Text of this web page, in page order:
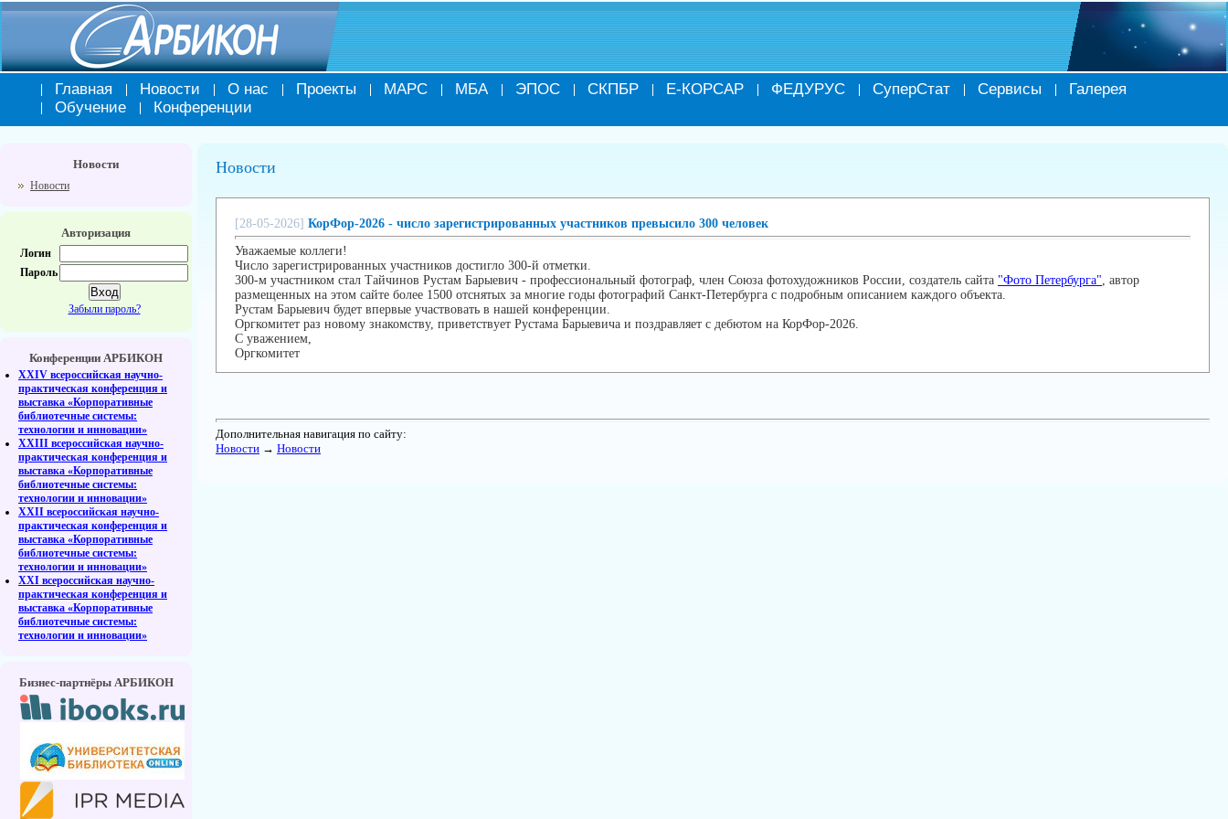
Главная Новости О нас Проекты МАРС МБА ЭПОС СКПБР Е-КОРСАР ФЕДУРУС СуперСтат Сервисы
Галерея
Обучение
Конференции
Новости
Новости
Авторизация
Логин
Пароль
Забыли пароль?
Конференции АРБИКОН
XXIV всероссийская научно-
практическая конференция и
выставка «Корпоративные
библиотечные системы:
технологии и инновации»
XXIII всероссийская научно-
практическая конференция и
выставка «Корпоративные
библиотечные системы:
технологии и инновации»
XXII всероссийская научно-
практическая конференция и
выставка «Корпоративные
библиотечные системы:
технологии и инновации»
XXI всероссийская научно-
практическая конференция и
выставка «Корпоративные
библиотечные системы:
технологии и инновации»
Бизнес-партнёры АРБИКОН
Новости
[28-05-2026] КорФор-2026 - число зарегистрированных участников превысило 300 человек
Уважаемые коллеги!
Число зарегистрированных участников достигло 300-й отметки.
300-м участником стал Тайчинов Рустам Барыевич - профессиональный фотограф, член Союза фотохудожников России, создатель сайта "Фото Петербурга" , автор
размещенных на этом сайте более 1500 отснятых за многие годы фотографий Санкт-Петербурга с подробным описанием каждого объекта.
Рустам Барыевич будет впервые участвовать в нашей конференции.
Оргкомитет раз новому знакомству, приветствует Рустама Барыевича и поздравляет с дебютом на КорФор-2026.
С уважением,
Оргкомитет
Дополнительная навигация по сайту:
Новости → Новости